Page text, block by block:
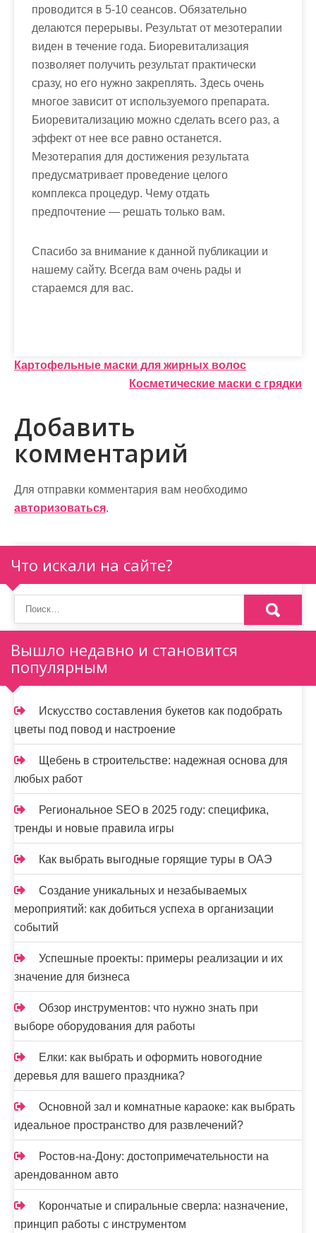
проводится в 5-10 сеансов. Обязательно
делаются перерывы. Результат от мезотерапии
виден в течение года. Биоревитализация
позволяет получить результат практически
сразу, но его нужно закреплять. Здесь очень
многое зависит от используемого препарата.
Биоревитализацию можно сделать всего раз, а
эффект от нее все равно останется.
Мезотерапия для достижения результата
предусматривает проведение целого
комплекса процедур. Чему отдать
предпочтение — решать только вам.
Спасибо за внимание к данной публикации и
нашему сайту. Всегда вам очень рады и
стараемся для вас.
Н
в
и
г
а
и
я
п
о
з
а
п
и
с
я
м
Картофельные маски для жирных волос
Косметические маски с грядки
Добавить
комментарий
Для отправки комментария вам необходимо
авторизоваться.
Что искали на сайте?
Вышло недавно и становится
популярным
Искусство составления букетов как подобрать
цветы под повод и настроение
Щебень в строительстве: надежная основа для
любых работ
Региональное SEO в 2025 году: специфика,
тренды и новые правила игры
Как выбрать выгодные горящие туры в ОАЭ
Создание уникальных и незабываемых
мероприятий: как добиться успеха в организации
событий
Успешные проекты: примеры реализации и их
значение для бизнеса
Обзор инструментов: что нужно знать при
выборе оборудования для работы
Елки: как выбрать и оформить новогодние
деревья для вашего праздника?
Основной зал и комнатные караоке: как выбрать
идеальное пространство для развлечений?
Ростов-на-Дону: достопримечательности на
арендованном авто
Корончатые и спиральные сверла: назначение,
принцип работы с инструментом